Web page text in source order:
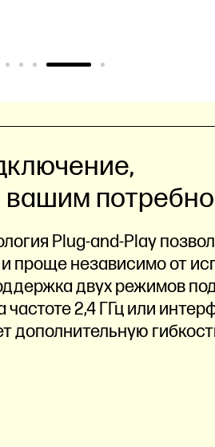
Plug-and-Play
проще независимо от
двух режимов
2,4 ГГц или
дополнительную